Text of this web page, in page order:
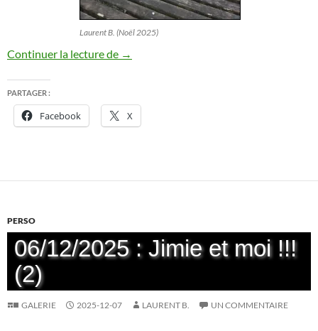
Laurent B. (Noël 2025)
Continuer la lecture de Marché de Noël de Reims 2025
→
PARTAGER :
Facebook X
PERSO
06/12/2025 : Jimie et moi !!!
(2)
GALERIE 2025-12-07 LAURENT B. UN COMMENTAIRE